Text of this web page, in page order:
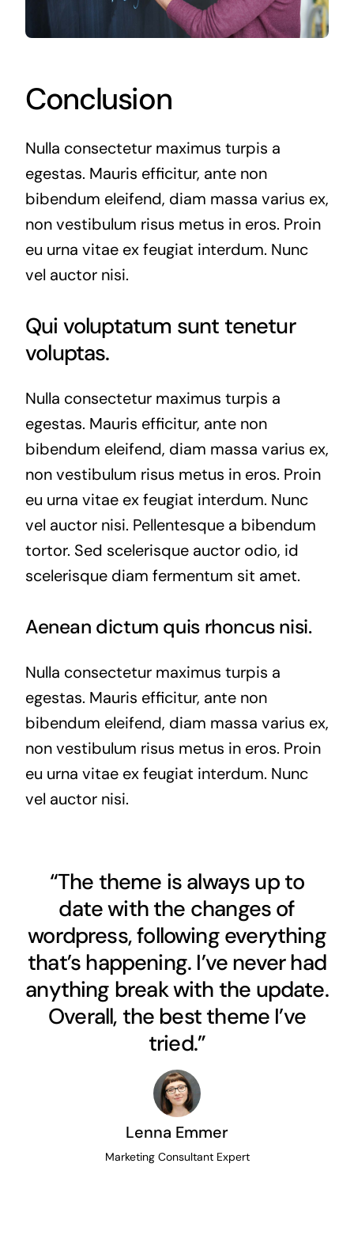
Conclusion
Nulla consectetur maximus turpis a
egestas. Mauris efficitur, ante non
bibendum eleifend, diam massa varius ex,
non vestibulum risus metus in eros. Proin
eu urna vitae ex feugiat interdum. Nunc
vel auctor nisi.
Qui voluptatum sunt tenetur
voluptas.
Nulla consectetur maximus turpis a
egestas. Mauris efficitur, ante non
bibendum eleifend, diam massa varius ex,
non vestibulum risus metus in eros. Proin
eu urna vitae ex feugiat interdum. Nunc
vel auctor nisi. Pellentesque a bibendum
tortor. Sed scelerisque auctor odio, id
scelerisque diam fermentum sit amet.
Aenean dictum quis rhoncus nisi.
Nulla consectetur maximus turpis a
egestas. Mauris efficitur, ante non
bibendum eleifend, diam massa varius ex,
non vestibulum risus metus in eros. Proin
eu urna vitae ex feugiat interdum. Nunc
vel auctor nisi.
“The theme is always up to
date with the changes of
wordpress, following everything
that’s happening. I’ve never had
anything break with the update.
Overall, the best theme I’ve
tried.”
Lenna Emmer
Marketing Consultant Expert